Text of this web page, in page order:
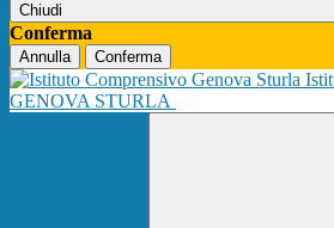
Chiudi
Conferma
Annulla Conferma
GENOVA STURLA